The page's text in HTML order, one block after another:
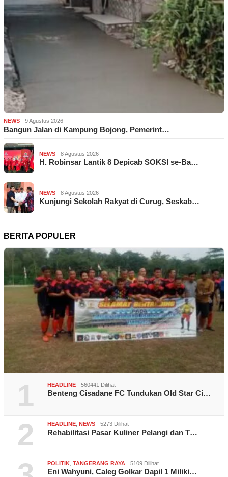
NEWS 9 Agustus 2026
Bangun Jalan di Kampung Bojong, Pemerint…
NEWS 8 Agustus 2026
H. Robinsar Lantik 8 Depicab SOKSI se-Ba…
NEWS 8 Agustus 2026
Kunjungi Sekolah Rakyat di Curug, Seskab…
BERITA POPULER
1 HEADLINE 560441 Dilihat
Benteng Cisadane FC Tundukan Old Star Ci…
2 HEADLINE NEWS 5273 Dilihat
Rehabilitasi Pasar Kuliner Pelangi dan T…
POLITIK TANGERANG RAYA 5109 Dilihat
Eni Wahyuni, Caleg Golkar Dapil 1 Miliki…